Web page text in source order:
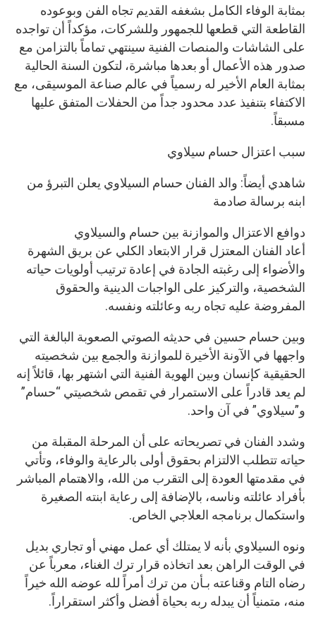
بمثابة الوفاء الكامل بشغفه القديم تجاه الفن وبوعوده
القاطعة التي قطعها للجمهور وللشركات، مؤكداً أن تواجده
على الشاشات والمنصات الفنية سينتهي تماماً بالتزامن مع
صدور هذه الأعمال أو بعدها مباشرة، لتكون السنة الحالية
بمثابة العام الأخير له رسمياً في عالم صناعة الموسيقى، مع
الاكتفاء بتنفيذ عدد محدود جداً من الحفلات المتفق عليها
مسبقاً.
سبب اعتزال حسام سيلاوي
شاهدي أيضاً: والد الفنان حسام السيلاوي يعلن التبرؤ من
ابنه برسالة صادمة
دوافع الاعتزال والموازنة بين حسام والسيلاوي
أعاد الفنان المعتزل قرار الابتعاد الكلي عن بريق الشهرة
والأضواء إلى رغبته الجادة في إعادة ترتيب أولويات حياته
الشخصية، والتركيز على الواجبات الدينية والحقوق
المفروضة عليه تجاه ربه وعائلته ونفسه.
وبين حسام حسين في حديثه الصوتي الصعوبة البالغة التي
واجهها في الآونة الأخيرة للموازنة والجمع بين شخصيته
الحقيقية كإنسان وبين الهوية الفنية التي اشتهر بها، قائلاً إنه
لم يعد قادراً على الاستمرار في تقمص شخصيتي “حسام”
و”سيلاوي” في آن واحد.
وشدد الفنان في تصريحاته على أن المرحلة المقبلة من
حياته تتطلب الالتزام بحقوق أولى بالرعاية والوفاء، وتأتي
في مقدمتها العودة إلى التقرب من الله، والاهتمام المباشر
بأفراد عائلته وناسه، بالإضافة إلى رعاية ابنته الصغيرة
واستكمال برنامجه العلاجي الخاص.
ونوه السيلاوي بأنه لا يمتلك أي عمل مهني أو تجاري بديل
في الوقت الراهن بعد اتخاذه قرار ترك الغناء، معرباً عن
رضاه التام وقناعته بـأن من ترك أمراً لله عوضه الله خيراً
منه، متمنياً أن يبدله ربه بحياة أفضل وأكثر استقراراً.